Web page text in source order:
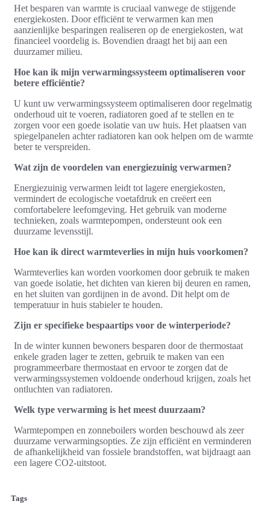
Het besparen van warmte is cruciaal vanwege de stijgende
energiekosten. Door efficiënt te verwarmen kan men
aanzienlijke besparingen realiseren op de energiekosten, wat
financieel voordelig is. Bovendien draagt het bij aan een
duurzamer milieu.
Hoe kan ik mijn verwarmingssysteem optimaliseren voor
betere efficiëntie?
U kunt uw verwarmingssysteem optimaliseren door regelmatig
onderhoud uit te voeren, radiatoren goed af te stellen en te
zorgen voor een goede isolatie van uw huis. Het plaatsen van
spiegelpanelen achter radiatoren kan ook helpen om de warmte
beter te verspreiden.
Wat zijn de voordelen van energiezuinig verwarmen?
Energiezuinig verwarmen leidt tot lagere energiekosten,
vermindert de ecologische voetafdruk en creëert een
comfortabelere leefomgeving. Het gebruik van moderne
technieken, zoals warmtepompen, ondersteunt ook een
duurzame levensstijl.
Hoe kan ik direct warmteverlies in mijn huis voorkomen?
Warmteverlies kan worden voorkomen door gebruik te maken
van goede isolatie, het dichten van kieren bij deuren en ramen,
en het sluiten van gordijnen in de avond. Dit helpt om de
temperatuur in huis stabieler te houden.
Zijn er specifieke bespaartips voor de winterperiode?
In de winter kunnen bewoners besparen door de thermostaat
enkele graden lager te zetten, gebruik te maken van een
programmeerbare thermostaat en ervoor te zorgen dat de
verwarmingssystemen voldoende onderhoud krijgen, zoals het
ontluchten van radiatoren.
Welk type verwarming is het meest duurzaam?
Warmtepompen en zonneboilers worden beschouwd als zeer
duurzame verwarmingsopties. Ze zijn efficiënt en verminderen
de afhankelijkheid van fossiele brandstoffen, wat bijdraagt aan
een lagere CO2-uitstoot.
Tags